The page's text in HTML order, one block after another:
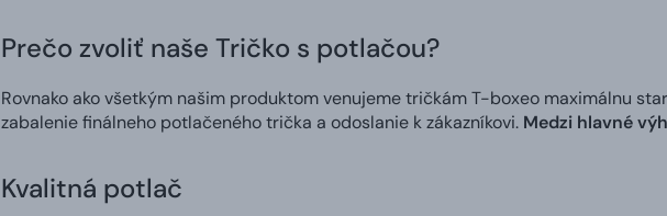
Prečo zvoliť naše Tričko s potlačou?
Rovnako ako všetkým našim produktom venujeme tričkám T-boxeo maximálnu
zabalenie finálneho potlačeného trička a odoslanie k zákazníkovi.Medzi hlavné
Kvalitná potlač